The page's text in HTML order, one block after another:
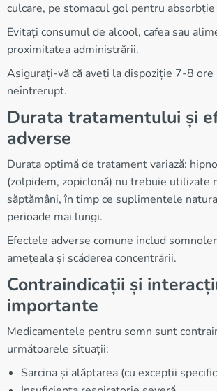
culcare, pe stomacul gol pentru
Evitați consumul de alcool, cafea sau
proximitatea administrării.
Asigurați-vă că aveți la dispoziție 7-8 ore
neîntrerupt.
Durata tratamentului și
adverse
Durata optimă de tratament variază:
(zolpidem, zopiclonă) nu trebuie utilizate
săptămâni, în timp ce suplimentele
perioade mai lungi.
Efectele adverse comune includ
amețeala și scăderea concentrării.
Contraindicații și
importante
Medicamentele pentru somn sunt
următoarele situații:
Sarcina și alăptarea (cu excepții